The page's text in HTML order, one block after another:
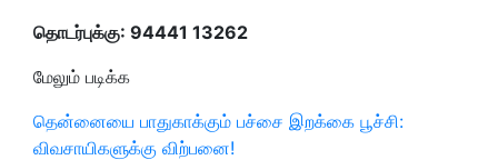
தொடர்புக்கு: 94441 13262
மேலும் படிக்க
தென்னையை பாதுகாக்கும் பச்சை இறக்கை பூச்சி:
விவசாயிகளுக்கு விற்பனை!